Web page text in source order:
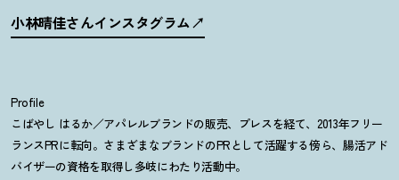
小林晴佳さんインスタグラム
Profile
こばやし はるか／アパレルブランドの販売、プレスを経て、2013年フリー
ランスPRに転向。さまざまなブランドのPRとして活躍する傍ら、腸活アド
バイザーの資格を取得し多岐にわたり活動中。